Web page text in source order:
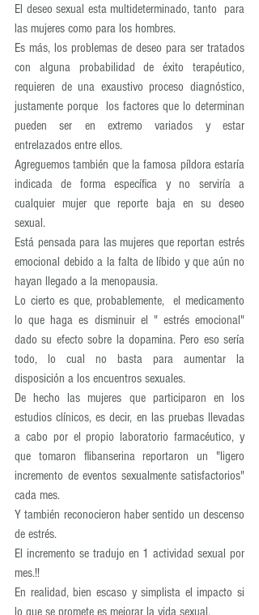
El deseo sexual esta multideterminado, tanto  para
las mujeres como para los hombres.
Es más, los problemas de deseo para ser tratados
con alguna probabilidad de éxito terapéutico,
requieren de una exaustivo proceso diagnóstico,
justamente porque  los factores que lo determinan
pueden ser en extremo variados y estar
entrelazados entre ellos.
Agreguemos también que la famosa píldora estaría
indicada de forma específica y no serviría a
cualquier mujer que reporte baja en su deseo
sexual.
Está pensada para las mujeres que reportan estrés
emocional debido a la falta de líbido y que aún no
hayan llegado a la menopausia.
Lo cierto es que, probablemente,  el medicamento
lo que haga es disminuir el " estrés emocional"
dado su efecto sobre la dopamina. Pero eso sería
todo, lo cual no basta para aumentar la
disposición a los encuentros sexuales.
De hecho las mujeres que participaron en los
estudios clínicos, es decir, en las pruebas llevadas
a cabo por el propio laboratorio farmacéutico, y
que tomaron flibanserina reportaron un "ligero
incremento de eventos sexualmente satisfactorios"
cada mes.
Y también reconocieron haber sentido un descenso
de estrés.
El incremento se tradujo en 1 actividad sexual por
mes.!!
En realidad, bien escaso y simplista el impacto si
lo que se promete es mejorar la vida sexual.